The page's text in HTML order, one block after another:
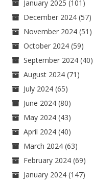
January 2025 (101)
December 2024 (57)
November 2024 (51)
October 2024 (59)
September 2024 (40)
August 2024 (71)
July 2024 (65)
June 2024 (80)
May 2024 (43)
April 2024 (40)
March 2024 (63)
February 2024 (69)
January 2024 (147)